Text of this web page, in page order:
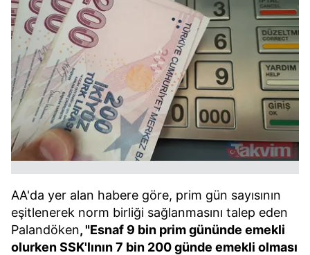
AA'da yer alan habere göre, prim gün sayısının
eşitlenerek norm birliği sağlanmasını talep eden
Palandöken, "Esnaf 9 bin prim gününde emekli
olurken SSK'lının 7 bin 200 günde emekli olması